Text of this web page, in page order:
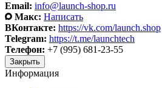
Email: info@launch-shop.ru
Макс: Написать
ВКонтакте: https://vk.com/launch.shop
Telegram: https://t.me/launchtech
Телефон: +7 (995) 681-23-55
Закрыть
Информация